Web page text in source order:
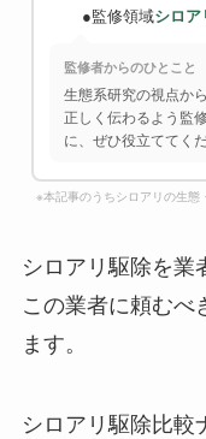
●監修領域シロア
監修者からのひとこと
生態系研究の視点か
正しく伝わるよう監
に、ぜひ役立ててくだ
※本記事のうちシロアリの生態
シロアリ駆除を業
この業者に頼むべ
ます。
シロアリ駆除比較